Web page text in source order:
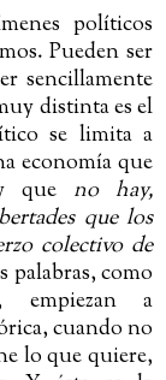
políticos
Pueden ser
sencillamente
distinta es el
se limita a
economía que
que no hay,
que los
colectivo de
palabras, como
empiezan a
cuando no
lo que quiere,